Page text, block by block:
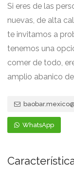
Si eres de las
nuevas, de alta
te invitamos a
tenemos una
comer de todo,
amplio abanico
WhatsApp